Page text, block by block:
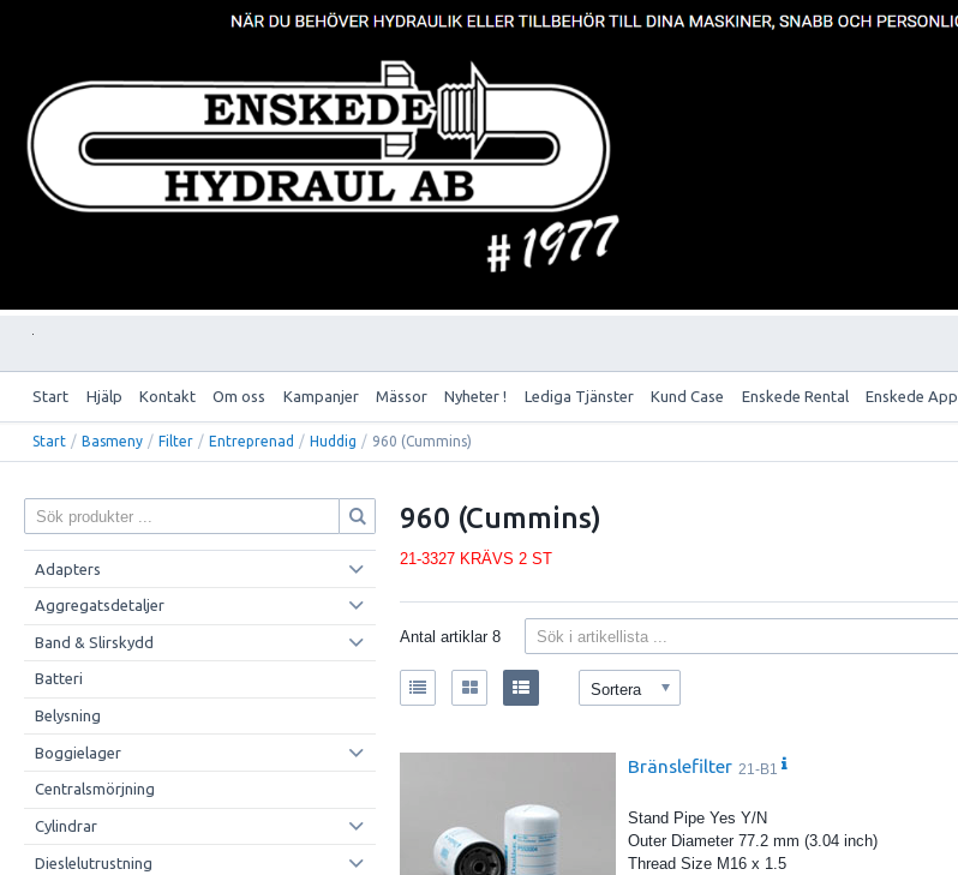
Start Hjälp Kontakt Om oss Kampanjer Mässor Nyheter ! Lediga Tjänster Kund Case Enskede Rental Enskede App
Start / Basmeny / Filter / Entreprenad / Huddig / 960 (Cummins)
Adapters
Aggregatsdetaljer
Band & Slirskydd
Batteri
Belysning
Boggielager
Centralsmörjning
Cylindrar
Dieslelutrustning
960 (Cummins)
21-3327 KRÄVS 2 ST
Antal artiklar8
Sortera
Bränslefilter 21-B1
Stand Pipe Yes Y/N
Outer Diameter 77.2 mm (3.04 inch)
Thread Size M16 x 1.5